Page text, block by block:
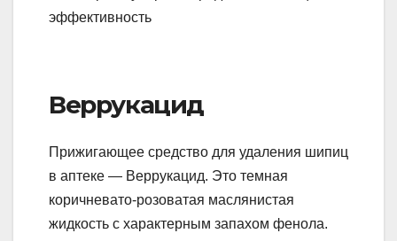
Веррукацид
Прижигающее средство для удаления шипиц
в аптеке — Веррукацид. Это темная
коричневато-розоватая маслянистая
жидкость с характерным запахом фенола.